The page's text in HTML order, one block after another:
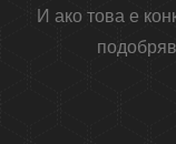
И ако това е